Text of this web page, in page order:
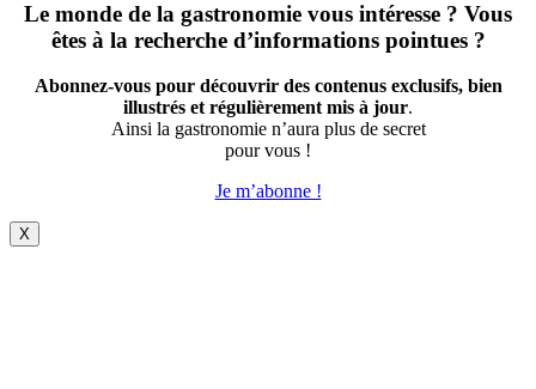
Le monde de la gastronomie vous intéresse ? Vous
êtes à la recherche d’informations pointues ?
Abonnez-vous pour découvrir des contenus exclusifs, bien
illustrés et régulièrement mis à jour.
Ainsi la gastronomie n’aura plus de secret
pour vous !
Je m’abonne !
X